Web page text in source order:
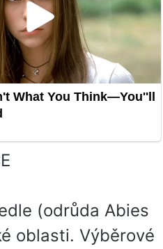
(odrůda Abies
oblasti. Výběrové